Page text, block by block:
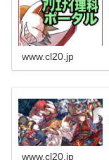
www.cl20.jp
www.cl20.jp